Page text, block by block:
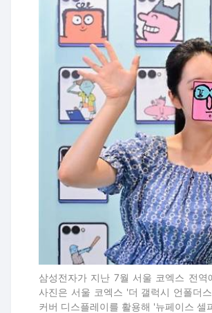
삼성전자가 지난 7월 서울 코엑스 전
사진은 서울 코엑스 '더 갤럭시 언폴더
커버 디스플레이를 활용해 '뉴페이스 셀